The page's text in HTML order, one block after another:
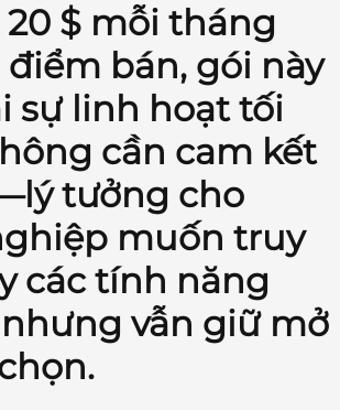
$ mỗi tháng
bán, gói này
sự linh hoạt tối
cần cam kết
tưởng cho
muốn truy
các tính năng
vẫn giữ mở